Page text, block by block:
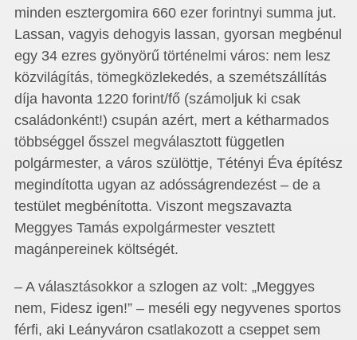
minden esztergomira 660 ezer forintnyi summa jut.
Lassan, vagyis dehogyis lassan, gyorsan megbénul
egy 34 ezres gyönyörű történelmi város: nem lesz
közvilágítás, tömegközlekedés, a szemétszállítás
díja havonta 1220 forint/fő (számoljuk ki csak
családonként!) csupán azért, mert a kétharmados
többséggel ősszel megválasztott független
polgármester, a város szülöttje, Tétényi Éva építész
megindította ugyan az adósságrendezést – de a
testület megbénította. Viszont megszavazta
Meggyes Tamás expolgármester vesztett
magánpereinek költségét.
– A választásokkor a szlogen az volt: „Meggyes
nem, Fidesz igen!” – meséli egy negyvenes sportos
férfi, aki Leányváron csatlakozott a cseppet sem